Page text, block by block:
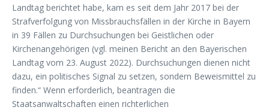
Landtag berichtet habe, kam es seit dem Jahr 2017 bei der
Strafverfolgung von Missbrauchsfällen in der Kirche in Bayern
in 39 Fällen zu Durchsuchungen bei Geistlichen oder
Kirchenangehörigen (vgl. meinen Bericht an den Bayerischen
Landtag vom 23. August 2022). Durchsuchungen dienen nicht
dazu, ein politisches Signal zu setzen, sondern Beweismittel zu
finden.“ Wenn erforderlich, beantragen die
Staatsanwaltschaften einen richterlichen